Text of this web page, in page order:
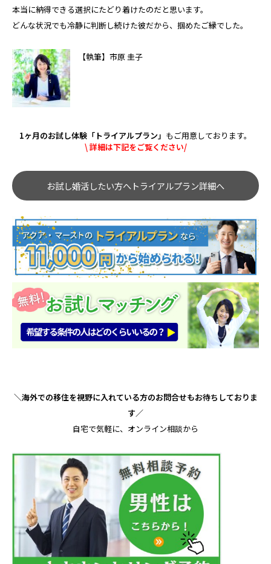
本当に納得できる選択にたどり着けたのだと思います。
どんな状況でも冷静に判断し続けた彼だから、掴めたご縁でした。
【執筆】市原 圭子
1ヶ月のお試し体験「トライアルプラン」 もご用意しております。
\ 詳細は下記をご覧ください/
お試し婚活したい方へトライアルプラン詳細へ
＼海外での移住を視野に入れている方のお問合せもお待ちしておりま
す／
自宅で気軽に、オンライン相談から